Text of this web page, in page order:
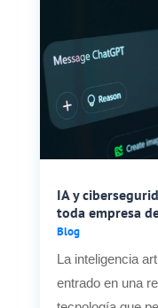
IA y
toda empresa
Blog
La inteligencia
entrado en una